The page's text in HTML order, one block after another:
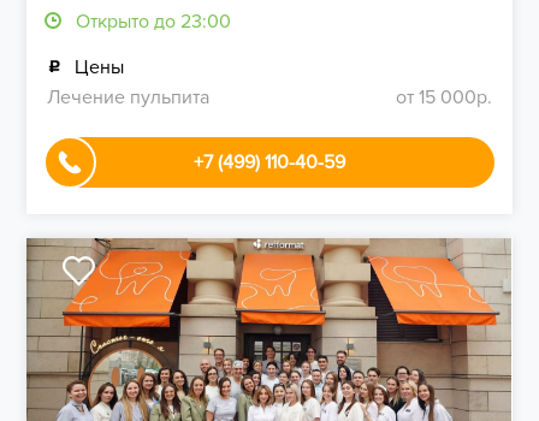
Открыто до 23:00
Цены
Лечение пульпита
от 15 000р.
+7 (499) 110-40-59